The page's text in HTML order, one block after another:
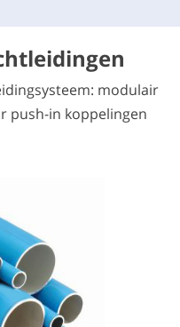
modulair
push-in koppelingen